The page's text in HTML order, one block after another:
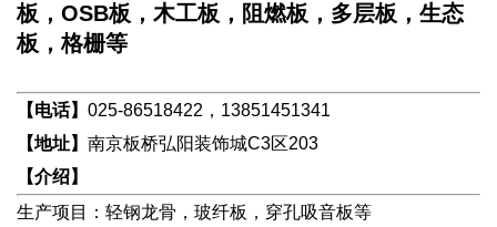
板，OSB板，木工板，阻燃板，多层板，生态
板，格栅等
【电话】 025-86518422，13851451341
【地址】 南京板桥弘阳装饰城C3区203
【介绍】
生产项目：轻钢龙骨，玻纤板，穿孔吸音板等